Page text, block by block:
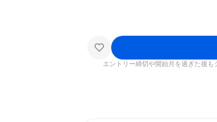
エントリー締切や開始月を過ぎた後